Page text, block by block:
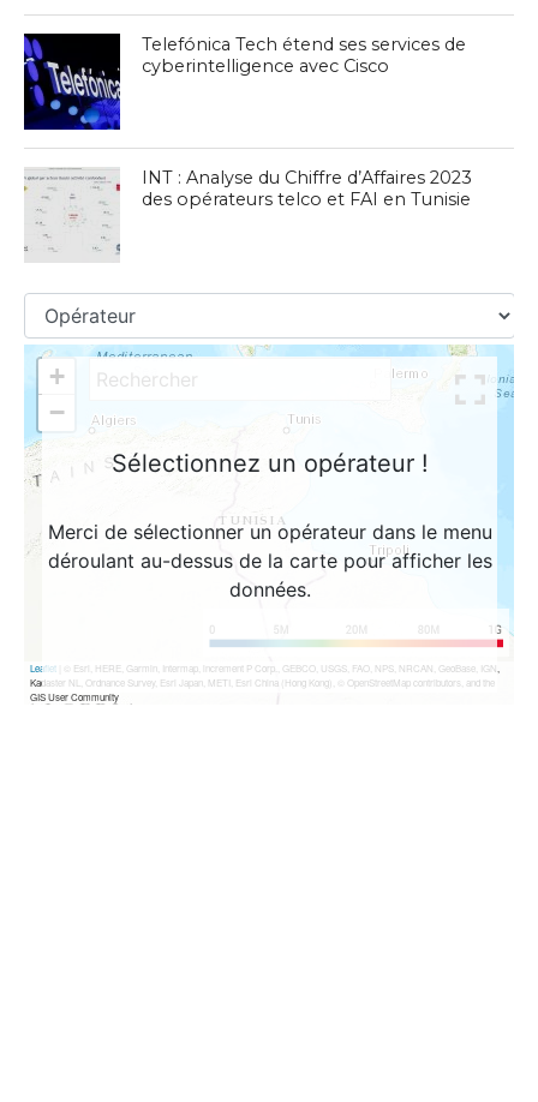
Telefónica Tech étend ses services de
cyberintelligence avec Cisco
INT : Analyse du Chiffre d’Affaires 2023
des opérateurs telco et FAI en Tunisie